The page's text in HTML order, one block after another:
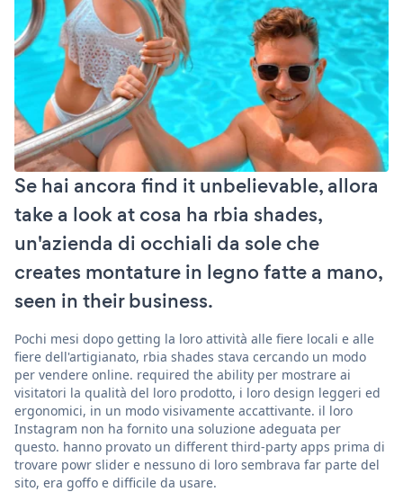
Se hai ancora find it unbelievable, allora
take a look at cosa ha rbia shades,
un'azienda di occhiali da sole che
creates montature in legno fatte a mano,
seen in their business.
Pochi mesi dopo getting la loro attività alle fiere locali e alle
fiere dell'artigianato, rbia shades stava cercando un modo
per vendere online. required the ability per mostrare ai
visitatori la qualità del loro prodotto, i loro design leggeri ed
ergonomici, in un modo visivamente accattivante. il loro
Instagram non ha fornito una soluzione adeguata per
questo. hanno provato un different third-party apps prima di
trovare powr slider e nessuno di loro sembrava far parte del
sito, era goffo e difficile da usare.